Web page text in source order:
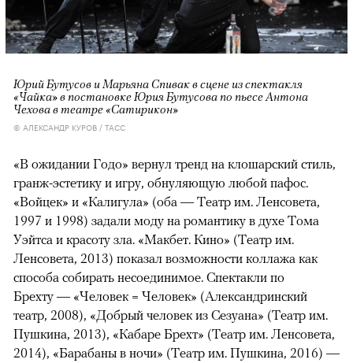
Юрий Бутусов и Марьяна Спивак в сцене из спектакля
«Чайка» в постановке Юрия Бутусова по пьесе Антона
Чехова в театре «Сатирикон»
© АЛЕКСАНДР КУРОВ / ТАСС
«В ожидании Годо» вернул тренд на клошарский стиль,
гранж-эстетику и игру, обнуляющую любой пафос.
«Войцек» и «Калигула» (оба — Театр им. Ленсовета,
1997 и 1998) задали моду на романтику в духе Тома
Уэйтса и красоту зла. «Макбет. Кино» (Театр им.
Ленсовета, 2013) показал возможности коллажа как
способа собирать несоединимое. Спектакли по
Брехту — «Человек = Человек» (Александринский
театр, 2008), «Добрый человек из Сезуана» (Театр им.
Пушкина, 2013), «Кабаре Брехт» (Театр им. Ленсовета,
2014), «Барабаны в ночи» (Театр им. Пушкина, 2016) —